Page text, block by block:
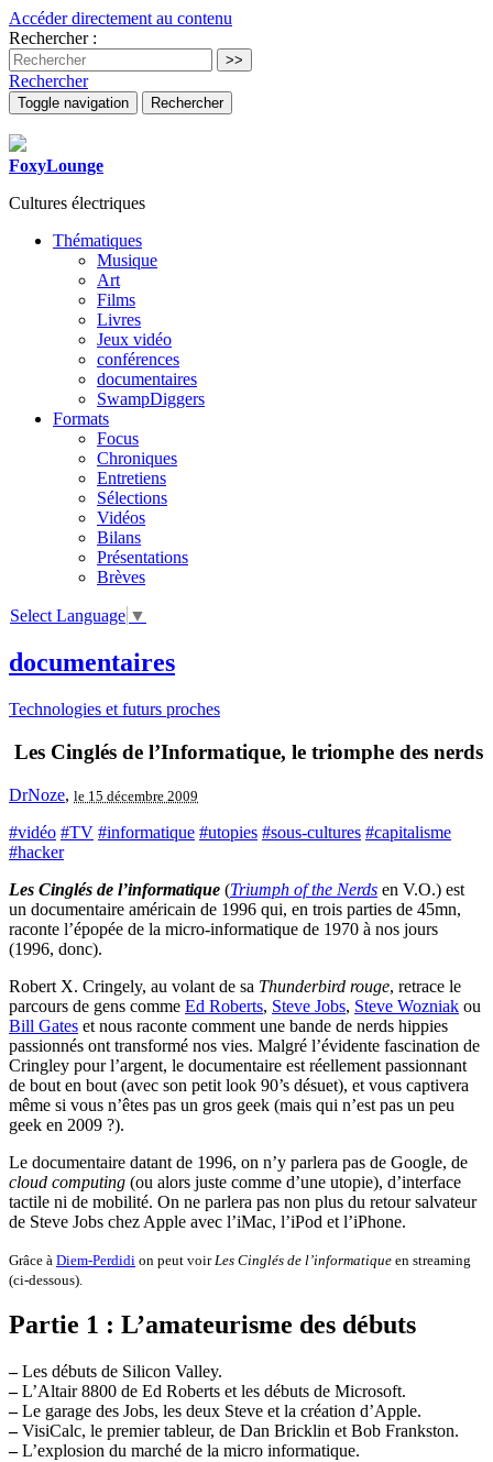
Accéder directement au contenu
Rechercher :
Rechercher
Toggle navigation Rechercher
FoxyLounge
Cultures électriques
Thématiques
Musique
Art
Films
Livres
Jeux vidéo
conférences
documentaires
SwampDiggers
Formats
Focus
Chroniques
Entretiens
Sélections
Vidéos
Bilans
Présentations
Brèves
Select Language ▼
documentaires
Technologies et futurs proches
Les Cinglés de l’Informatique, le triomphe des nerds
DrNoze, le 15 décembre 2009
#vidéo #TV #informatique #utopies #sous-cultures #capitalisme
#hacker
Les Cinglés de l’informatique (Triumph of the Nerds en V.O.) est
un documentaire américain de 1996 qui, en trois parties de 45mn,
raconte l’épopée de la micro-informatique de 1970 à nos jours
(1996, donc).
Robert X. Cringely, au volant de sa Thunderbird rouge, retrace le
parcours de gens comme Ed Roberts, Steve Jobs, Steve Wozniak ou
Bill Gates et nous raconte comment une bande de nerds hippies
passionnés ont transformé nos vies. Malgré l’évidente fascination de
Cringley pour l’argent, le documentaire est réellement passionnant
de bout en bout (avec son petit look 90’s désuet), et vous captivera
même si vous n’êtes pas un gros geek (mais qui n’est pas un peu
geek en 2009 ?).
Le documentaire datant de 1996, on n’y parlera pas de Google, de
cloud computing (ou alors juste comme d’une utopie), d’interface
tactile ni de mobilité. On ne parlera pas non plus du retour salvateur
de Steve Jobs chez Apple avec l’iMac, l’iPod et l’iPhone.
Grâce à Diem-Perdidi on peut voir Les Cinglés de l’informatique en streaming
(ci-dessous).
Partie 1 : L’amateurisme des débuts
–Les débuts de Silicon Valley.
–L’Altair 8800 de Ed Roberts et les débuts de Microsoft.
–Le garage des Jobs, les deux Steve et la création d’Apple.
–VisiCalc, le premier tableur, de Dan Bricklin et Bob Frankston.
–L’explosion du marché de la micro informatique.